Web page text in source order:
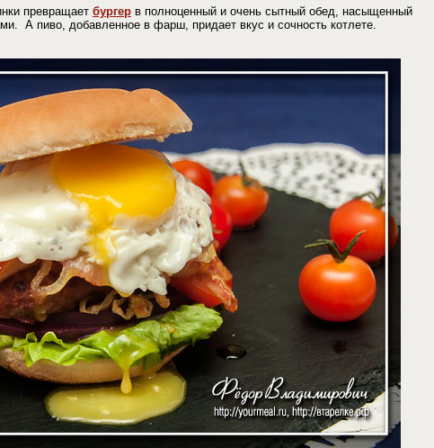
превращает бургер в полноценный и очень сытный обед, насыщенный
А пиво, добавленное в фарш, придает вкус и сочность котлете.